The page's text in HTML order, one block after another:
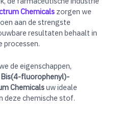
Chemicals zorgen we
aan de strengste
resultaten behaalt in
processen.
de eigenschappen,
Bis(4-fluorophenyl)-
Chemicalsuw ideale
deze chemische stof.